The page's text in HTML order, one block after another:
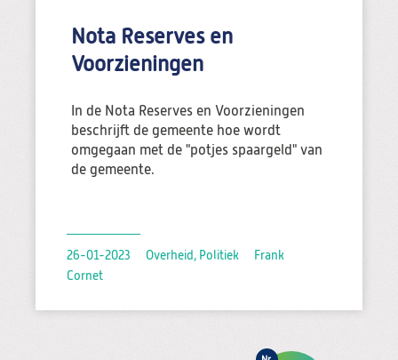
Nota Reserves en
Voorzieningen
In de Nota Reserves en Voorzieningen
beschrijft de gemeente hoe wordt
omgegaan met de "potjes spaargeld" van
de gemeente.
26-01-2023 Overheid, Politiek
Frank
Cornet